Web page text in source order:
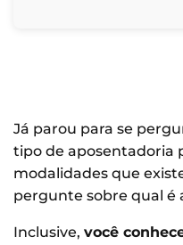
Já parou para se
tipo de aposentadoria
modalidades que
pergunte sobre qual é
Inclusive, você